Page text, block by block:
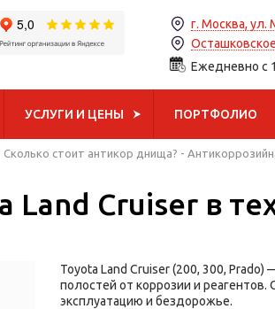
г. Москва,
Ежедневно с
УСЛУГИ И ЦЕНЫ ПОРТФОЛИО
Сколько стоит антикор днища? -
Land Cruiser в
Toyota Land Cruiser (200, 300,
полостей от коррозии и
эксплуатацию и бездорожье.